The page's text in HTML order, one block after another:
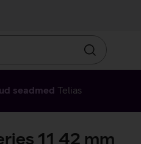
Otsin
seadmed Telias
11 42 mm